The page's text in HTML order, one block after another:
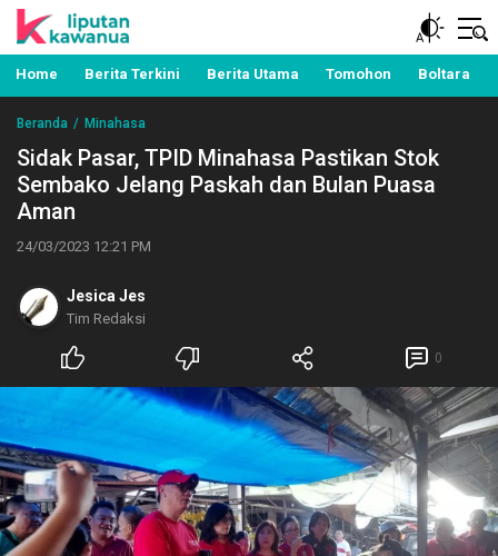
Liputan Kawanua
Berita Manado, Sulawesi Utara, Kawanua, Politik,
Pemerintahan, Hukum Kriminal dan Nasional
Home Berita Terkini Berita Utama Tomohon Boltara
Beranda Minahasa
Sidak Pasar, TPID Minahasa Pastikan Stok
Sembako Jelang Paskah dan Bulan Puasa
Aman
24/03/2023 12:21 PM
Jesica Jes
Tim Redaksi
0